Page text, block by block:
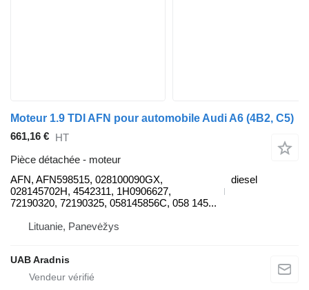
Moteur 1.9 TDI AFN pour automobile Audi A6 (4B2, C5)
661,16 € HT
Pièce détachée - moteur
AFN, AFN598515, 028100090GX,
028145702H, 4542311, 1H0906627,
72190320, 72190325, 058145856C, 058 145...
diesel
Lituanie, Panevėžys
UAB Aradnis